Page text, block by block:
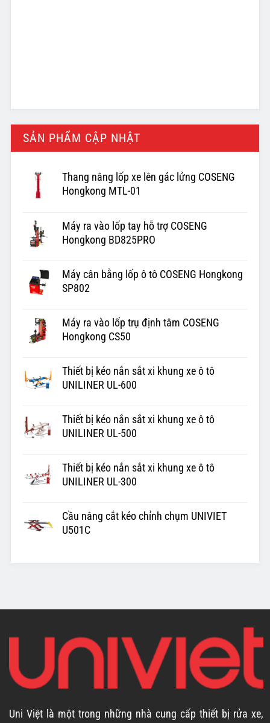
SẢN PHẨM CẬP NHẬT
Thang nâng lốp xe lên gác lửng COSENG
Hongkong MTL-01
Máy ra vào lốp tay hỗ trợ COSENG
Hongkong BD825PRO
Máy cân bằng lốp ô tô COSENG Hongkong
SP802
Máy ra vào lốp trụ định tâm COSENG
Hongkong CS50
Thiết bị kéo nắn sắt xi khung xe ô tô
UNILINER UL-600
Thiết bị kéo nắn sắt xi khung xe ô tô
UNILINER UL-500
Thiết bị kéo nắn sắt xi khung xe ô tô
UNILINER UL-300
Cầu nâng cắt kéo chỉnh chụm UNIVIET
U501C
Uni Việt là một trong những nhà cung cấp thiết bị rửa xe,